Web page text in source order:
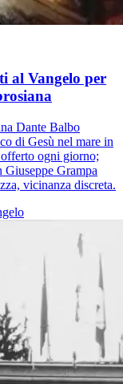
al Vangelo per
Dante Balbo
di Gesù nel mare in
ogni giorno;
Giuseppe Grampa
vicinanza discreta.